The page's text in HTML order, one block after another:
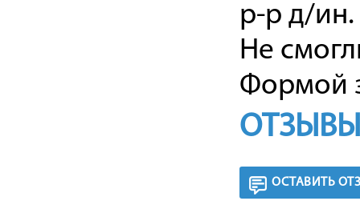
р-р д/ин.
Не
Формой
ОСТАВИТЬ